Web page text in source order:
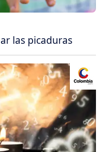
las picaduras